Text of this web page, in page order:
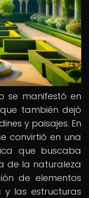
se manifestó en
también dejó
y paisajes. En
convirtió en una
que buscaba
de la naturaleza
de elementos
las estructuras